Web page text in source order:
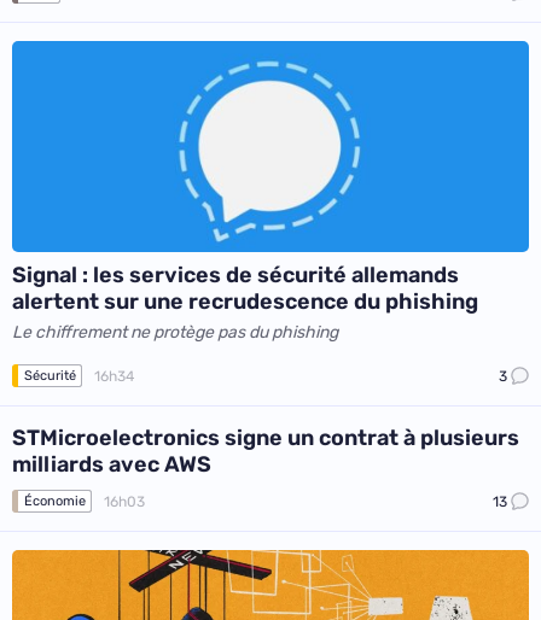
Signal : les services de sécurité allemands
alertent sur une recrudescence du phishing
Le chiffrement ne protège pas du phishing
Sécurité 16h34 3
STMicroelectronics signe un contrat à plusieurs
milliards avec AWS
Économie 16h03 13